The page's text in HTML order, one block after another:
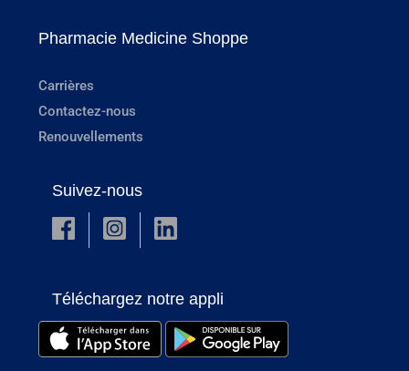
Pharmacie Medicine Shoppe
Carrières
Contactez-nous
Renouvellements
Suivez-nous
Téléchargez notre appli